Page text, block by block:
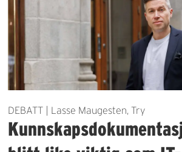
DEBATT | Lasse Maugesten, Try